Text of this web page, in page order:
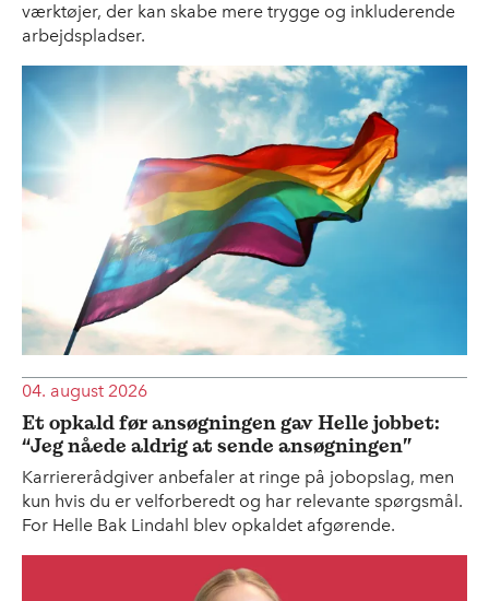
værktøjer, der kan skabe mere trygge og inkluderende
arbejdspladser.
04. august 2026
Et opkald før ansøgningen gav Helle jobbet:
“Jeg nåede aldrig at sende ansøgningen”
Karriererådgiver anbefaler at ringe på jobopslag, men
kun hvis du er velforberedt og har relevante spørgsmål.
For Helle Bak Lindahl blev opkaldet afgørende.